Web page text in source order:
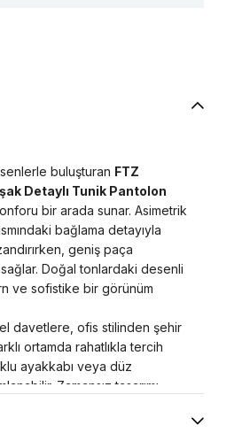
buluşturan FTZ
Detaylı Tunik Pantolon
bir arada sunar. Asimetrik
bağlama detayıyla
geniş paça
Doğal tonlardaki desenli
ve sofistike bir görünüm
davetlere, ofis stilinden şehir
ortamda rahatlıkla tercih
ayakkabı veya düz
Zamansız tasarımı